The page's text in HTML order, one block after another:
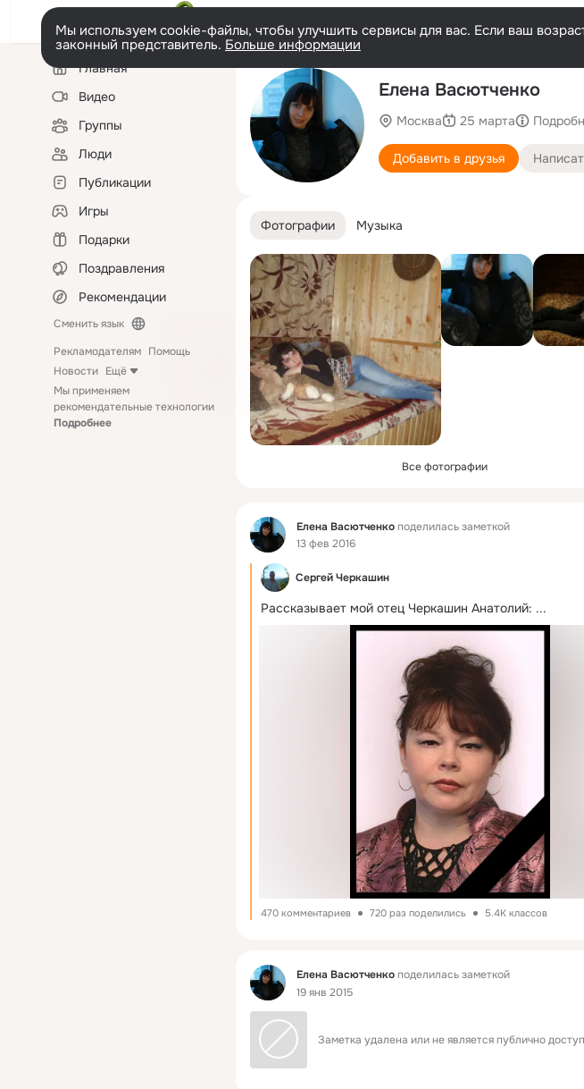
Мы используем cookie-файлы, чтобы улучшить сервисы для вас. Если ваш
законный представитель. Больше информации
Левая
колонкаГлавная
Видео
Группы
Люди
Публикации
Игры
Подарки
Поздравления
Рекомендации
Сменить язык
Рекламодателям Помощь
Новости Ещё
Мы применяем
рекомендательные технологии
Подробнее
Елена Васютченко
Москва 25 марта
Добавить в друзья
Фотографии Музыка
Все фотографии
Фид Елена Васютченкоподелилась заметкой
13 фев 2016
Сергей Черкашин
Рассказывает мой отец Черкашин Анатолий: ...
470 комментариев 720 раз поделились 5.4K классов
Фид Елена Васютченкоподелилась заметкой
19 янв 2015
Заметка удалена или не является публично